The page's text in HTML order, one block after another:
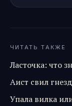
ЧИТАТЬ ТАКЖЕ
Ласточка: что
Аист свил
Упала вилка